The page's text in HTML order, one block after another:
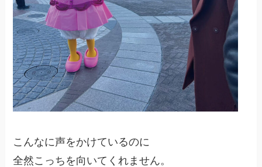
こんなに声をかけているのに
全然こっちを向いてくれません。